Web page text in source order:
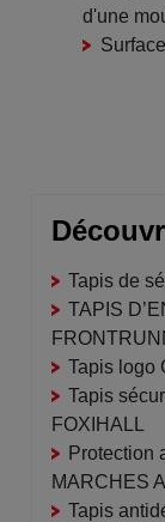
d'une
Tapis de
TAPIS
Tapis logo
Tapis
FOXIHALL
Protection
MARCHES
Tapis